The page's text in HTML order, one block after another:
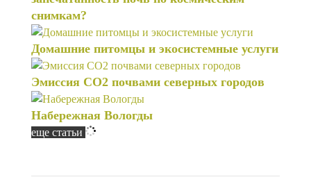
снимкам?
Домашние питомцы и экосистемные услуги
Эмиссия СО2 почвами северных городов
Набережная Вологды
еще статьи